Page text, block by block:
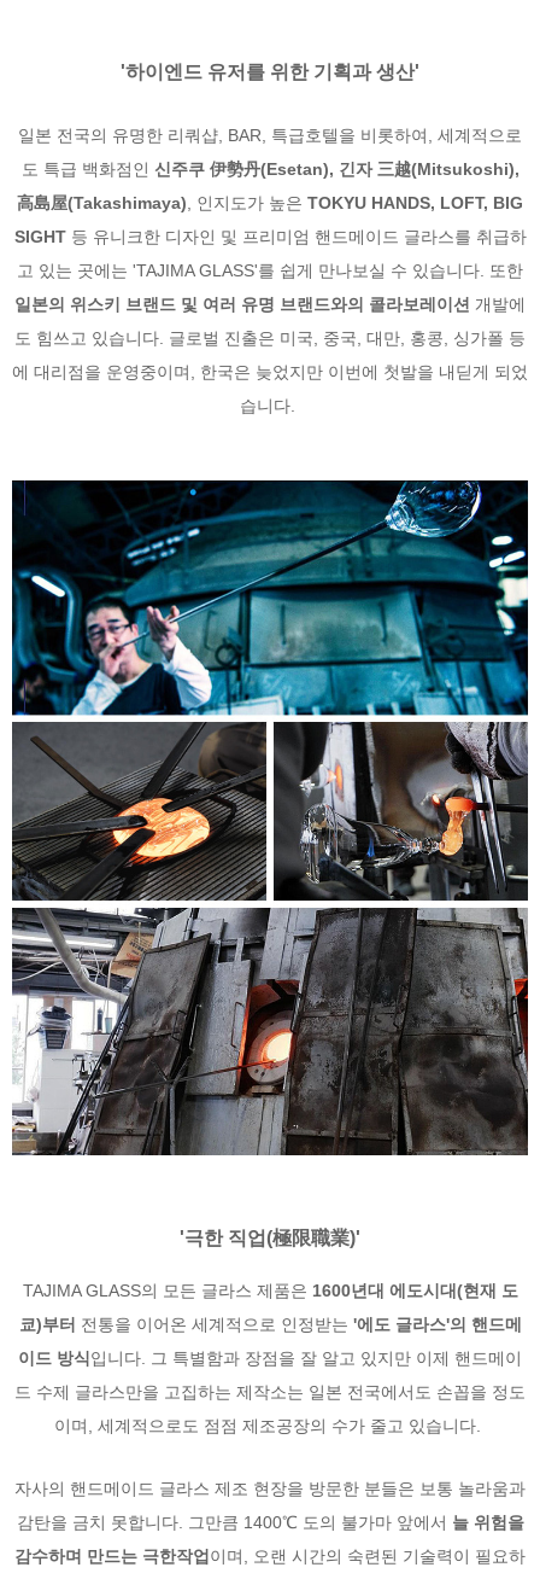
'하이엔드 유저를 위한 기획과 생산'
일본 전국의 유명한 리쿼샵, BAR, 특급호텔을 비롯하여, 세계적으로
도 특급 백화점인 신주쿠 伊勢丹(Esetan), 긴자 三越(Mitsukoshi),
高島屋(Takashimaya) , 인지도가 높은 TOKYU HANDS, LOFT, BIG
SIGHT 등 유니크한 디자인 및 프리미엄 핸드메이드 글라스를 취급하
고 있는 곳에는 'TAJIMA GLASS'를 쉽게 만나보실 수 있습니다. 또한
일본의 위스키 브랜드 및 여러 유명 브랜드와의 콜라보레이션 개발에
도 힘쓰고 있습니다. 글로벌 진출은 미국, 중국, 대만, 홍콩, 싱가폴 등
에 대리점을 운영중이며, 한국은 늦었지만 이번에 첫발을 내딛게 되었
습니다.
'극한 직업(極限職業)'
TAJIMA GLASS의 모든 글라스 제품은 1600년대 에도시대(현재 도
쿄)부터 전통을 이어온 세계적으로 인정받는 '에도 글라스'의 핸드메
이드 방식입니다. 그 특별함과 장점을 잘 알고 있지만 이제 핸드메이
드 수제 글라스만을 고집하는 제작소는 일본 전국에서도 손꼽을 정도
이며, 세계적으로도 점점 제조공장의 수가 줄고 있습니다.
자사의 핸드메이드 글라스 제조 현장을 방문한 분들은 보통 놀라움과
감탄을 금치 못합니다. 그만큼 1400℃ 도의 불가마 앞에서 늘 위험을
감수하며 만드는 극한작업 이며, 오랜 시간의 숙련된 기술력이 필요하